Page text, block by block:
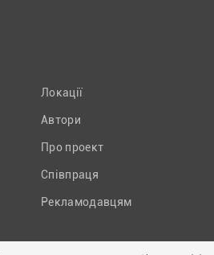
Локації
Автори
Про проект
Співпраця
Рекламодавцям